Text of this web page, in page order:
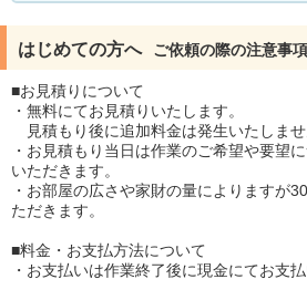
はじめての方へ ご依頼の際の注意事
■お見積りについて
・無料にてお見積りいたします。
見積もり後に追加料金は発生いたしませ
・お見積もり当日は作業のご希望や要望
いただきます。
・お部屋の広さや家財の量によりますが
ただきます。
■料金・お支払方法について
・お支払いは作業終了後に現金にてお支払